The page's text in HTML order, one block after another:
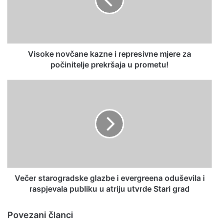
Visoke novčane kazne i represivne mjere za
počinitelje prekršaja u prometu!
Večer starogradske glazbe i evergreena oduševila i
raspjevala publiku u atriju utvrde Stari grad
Povezani članci